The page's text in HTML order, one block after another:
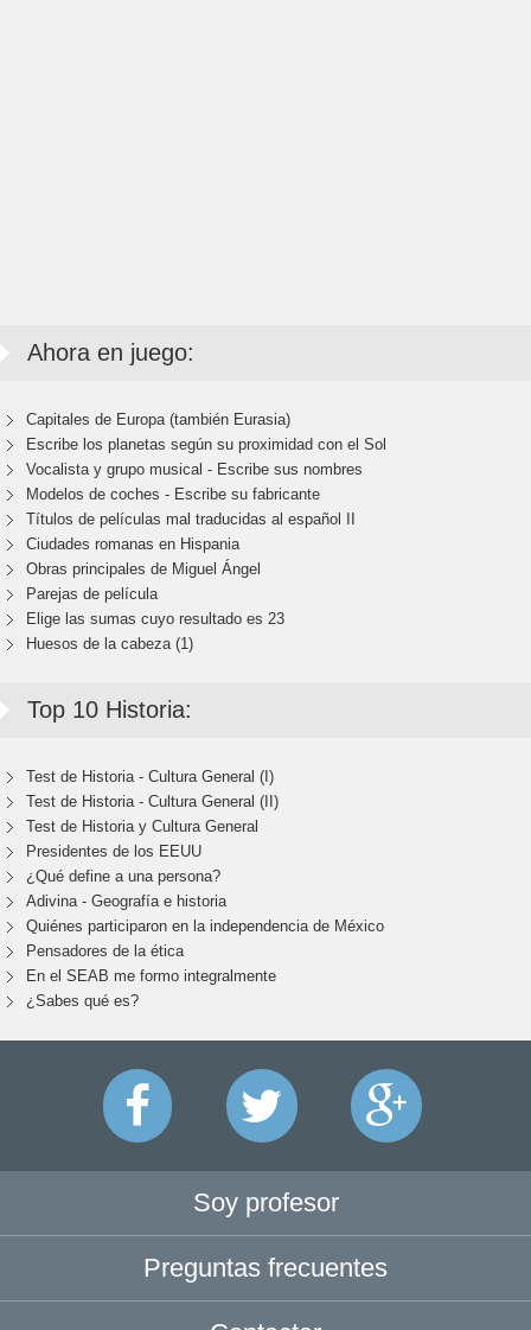
Ahora en juego:
Capitales de Europa (también Eurasia)
Escribe los planetas según su proximidad con el Sol
Vocalista y grupo musical - Escribe sus nombres
Modelos de coches - Escribe su fabricante
Títulos de películas mal traducidas al español II
Ciudades romanas en Hispania
Obras principales de Miguel Ángel
Parejas de película
Elige las sumas cuyo resultado es 23
Huesos de la cabeza (1)
Top 10 Historia:
Test de Historia - Cultura General (I)
Test de Historia - Cultura General (II)
Test de Historia y Cultura General
Presidentes de los EEUU
¿Qué define a una persona?
Adivina - Geografía e historia
Quiénes participaron en la independencia de México
Pensadores de la ética
En el SEAB me formo integralmente
¿Sabes qué es?
Soy profesor
Preguntas frecuentes